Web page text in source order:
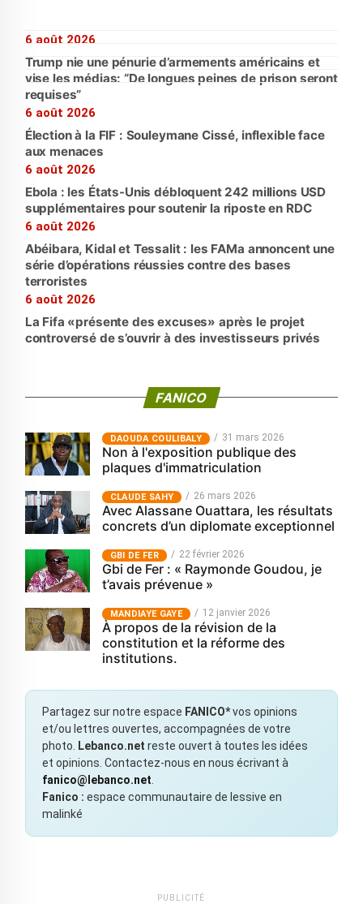
6 août 2026
Trump nie une pénurie d’armements américains et
vise les médias: “De longues peines de prison seront
requises”
6 août 2026
Élection à la FIF : Souleymane Cissé, inflexible face
aux menaces
6 août 2026
Ebola : les États-Unis débloquent 242 millions USD
supplémentaires pour soutenir la riposte en RDC
6 août 2026
Abéibara, Kidal et Tessalit : les FAMa annoncent une
série d’opérations réussies contre des bases
terroristes
6 août 2026
La Fifa «présente des excuses» après le projet
controversé de s’ouvrir à des investisseurs privés
FANICO
‎DAOUDA COULIBALY 31 mars 2026
Non à l'exposition publique des
plaques d'immatriculation
CLAUDE SAHY 26 mars 2026
Avec Alassane Ouattara, les résultats
concrets d’un diplomate exceptionnel
GBI DE FER 22 février 2026
Gbi de Fer : « Raymonde Goudou, je
t’avais prévenue »
MANDIAYE GAYE 12 janvier 2026
À propos de la révision de la
constitution et la réforme des
institutions.
Partagez sur notre espace FANICO*vos opinions
et/ou lettres ouvertes, accompagnées de votre
photo.
Lebanco.net reste ouvert à toutes les idées
et opinions. Contactez-nous en nous écrivant à
fanico@lebanco.net
Fanico : espace communautaire de lessive en
malinké
PUBLICITÉ